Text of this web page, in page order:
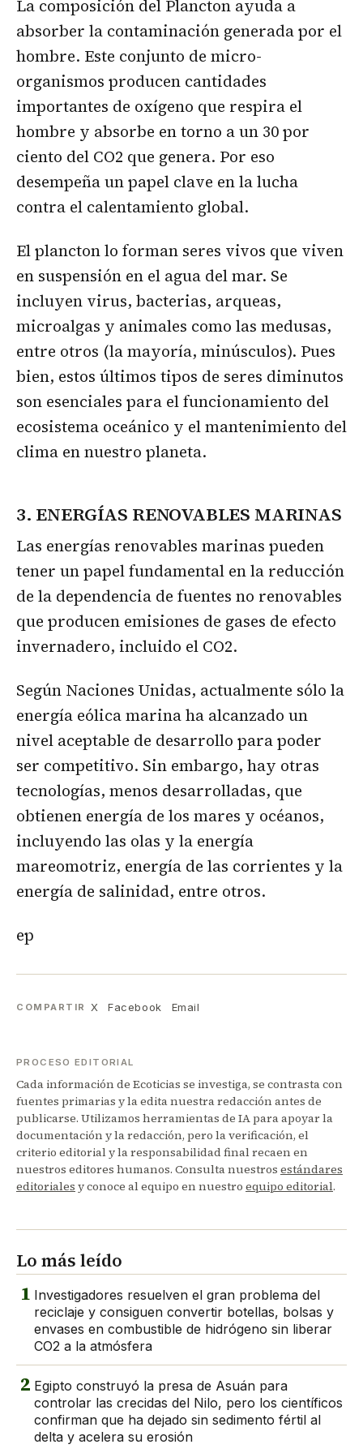
La composición del Plancton ayuda a
absorber la contaminación generada por el
hombre. Este conjunto de micro-
organismos producen cantidades
importantes de oxígeno que respira el
hombre y absorbe en torno a un 30 por
ciento del CO2 que genera. Por eso
desempeña un papel clave en la lucha
contra el calentamiento global.
El plancton lo forman seres vivos que viven
en suspensión en el agua del mar. Se
incluyen virus, bacterias, arqueas,
microalgas y animales como las medusas,
entre otros (la mayoría, minúsculos). Pues
bien, estos últimos tipos de seres diminutos
son esenciales para el funcionamiento del
ecosistema oceánico y el mantenimiento del
clima en nuestro planeta.
3. ENERGÍAS RENOVABLES MARINAS
Las energías renovables marinas pueden
tener un papel fundamental en la reducción
de la dependencia de fuentes no renovables
que producen emisiones de gases de efecto
invernadero, incluido el CO2.
Según Naciones Unidas, actualmente sólo la
energía eólica marina ha alcanzado un
nivel aceptable de desarrollo para poder
ser competitivo. Sin embargo, hay otras
tecnologías, menos desarrolladas, que
obtienen energía de los mares y océanos,
incluyendo las olas y la energía
mareomotriz, energía de las corrientes y la
energía de salinidad, entre otros.
ep
COMPARTIR X Facebook Email
PROCESO EDITORIAL
Cada información de Ecoticias se investiga, se contrasta con
fuentes primarias y la edita nuestra redacción antes de
publicarse. Utilizamos herramientas de IA para apoyar la
documentación y la redacción, pero la verificación, el
criterio editorial y la responsabilidad final recaen en
nuestros editores humanos. Consulta nuestros estándares
editoriales y conoce al equipo en nuestro equipo editorial.
Lo más leído
1 Investigadores resuelven el gran problema del
reciclaje y consiguen convertir botellas, bolsas y
envases en combustible de hidrógeno sin liberar
CO2 a la atmósfera
2 Egipto construyó la presa de Asuán para
controlar las crecidas del Nilo, pero los científicos
confirman que ha dejado sin sedimento fértil al
delta y acelera su erosión